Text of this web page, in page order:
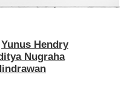
Yunus Hendry
Nugraha